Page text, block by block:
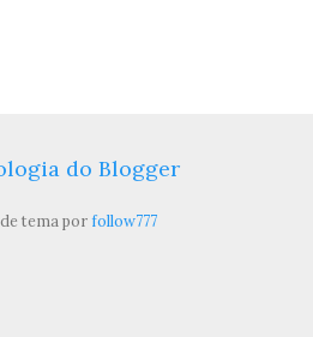
do Blogger
tema porfollow777